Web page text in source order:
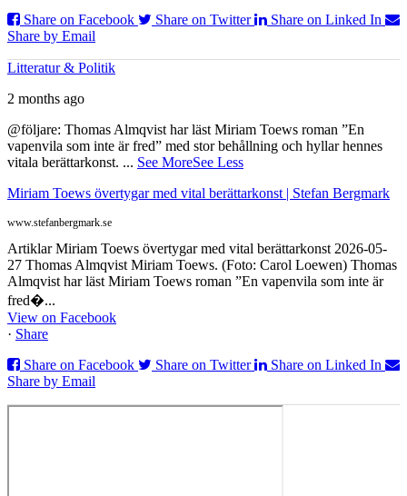
Share on Facebook Share on Twitter
Share on Linked In
Share by Email
Litteratur & Politik
2 months ago
@följare: Thomas Almqvist har läst Miriam Toews roman ”En
vapenvila som inte är fred” med stor behållning och hyllar hennes
vitala berättarkonst. ... See MoreSee Less
Miriam Toews övertygar med vital berättarkonst | Stefan Bergmark
www.stefanbergmark.se
Artiklar Miriam Toews övertygar med vital berättarkonst 2026-05-
27 Thomas Almqvist Miriam Toews. (Foto: Carol Loewen) Thomas
Almqvist har läst Miriam Toews roman ”En vapenvila som inte är
fred�...
View on Facebook
· Share
Share on Facebook
Share on Twitter
Share on Linked In
Share by Email